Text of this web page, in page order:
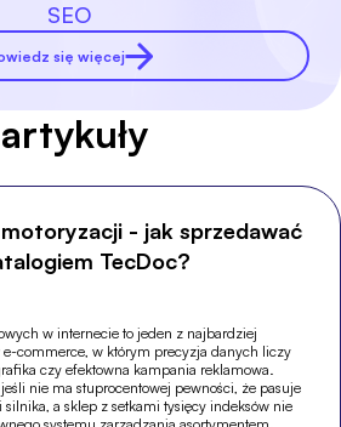
SEO
się więcej
- jak sprzedawać
TecDoc?
w internecie to jeden z najbardziej
commerce, w którym precyzja danych liczy
czy efektowna kampania reklamowa.
nie ma stuprocentowej pewności, że pasuje
a sklep z setkami tysięcy indeksów nie